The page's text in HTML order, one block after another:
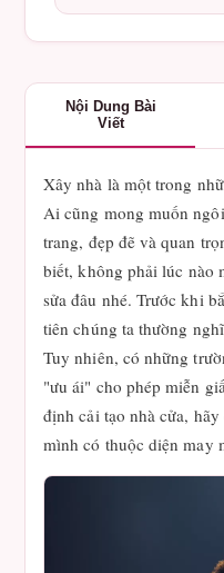
Nội Dung Bài
Viết
Xây nhà là một trong
Ai cũng mong muốn
trang, đẹp đẽ và quan
biết, không phải lúc nào
sửa đâu nhé. Trước khi
tiên chúng ta thường
Tuy nhiên, có những
"ưu ái" cho phép miễn
định cải tạo nhà cửa,
mình có thuộc diện may